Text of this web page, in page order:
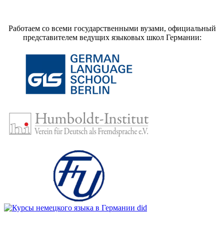
Работаем со всеми государственными вузами, официальный
представителем ведущих языковых школ Германии: